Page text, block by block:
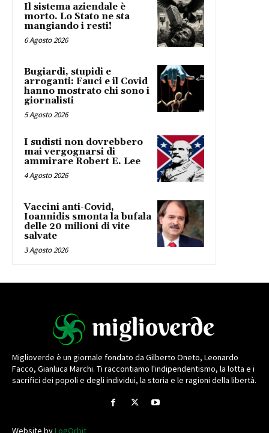
Il sistema aziendale è
morto. Lo Stato ne sta
mangiando i resti!
6 Agosto 2026
Bugiardi, stupidi e
arroganti: Fauci e il Covid
hanno mostrato chi sono i
giornalisti
5 Agosto 2026
I sudisti non dovrebbero
mai vergognarsi di
ammirare Robert E. Lee
4 Agosto 2026
Vaccini anti-Covid,
Ioannidis smonta la bufala
delle 20 milioni di vite
salvate
3 Agosto 2026
Miglioverde è un giornale fondato da Gilberto Oneto, Leonardo
Facco, Gianluca Marchi. Ti raccontiamo l'indipendentismo, la lotta e i
sacrifici dei popoli e degli individui, la storia e le ragioni della libertà.
Website byLogOrbit